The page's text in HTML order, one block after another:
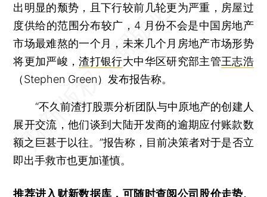
出明显的颓势，且下行较前几轮更为严重，房屋过
度供给的范围分布较广，4 月份不会是中国房地产
市场最难熬的一个月，未来几个月房地产市场形势
将更加严峻，渣打银行大中华区研究部主管王志浩
（Stephen Green）发布报告称。
“不久前渣打股票分析团队与中原地产的创建人
展开交流，他们谈到大陆开发商的逾期应付账款数
额之巨甚于以往。”报告称，目前决策者对于是否立
即出手救市也更加谨慎。
推荐进入财新数据库 ，可随时查阅公司股价走势、